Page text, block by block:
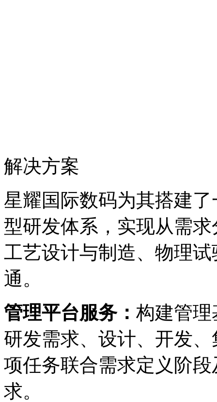
解决方案
星耀国际数码为其搭建了
型研发体系，实现从需求分
工艺设计与制造、物
通。
管理平台服务： 构建管理
研发需求、设计、开发
项任务联合需求定义阶
求。